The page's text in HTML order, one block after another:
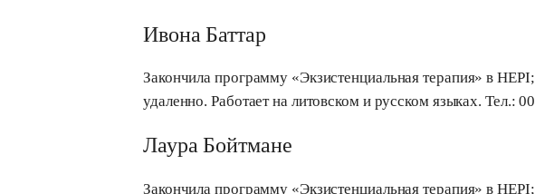
Ивона Баттар
Закончила программу «Экзистенциальная терапия» в
удаленно. Работает на литовском и русском языках. Teл.:
Лаура Бойтмане
Закончила программу «Экзистенциальная терапия» в